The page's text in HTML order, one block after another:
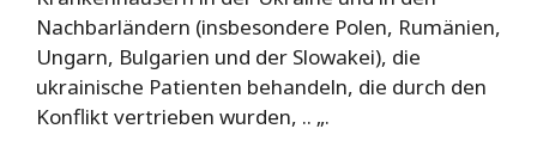
Nachbarländern (insbesondere Polen, Rumänien,
Ungarn, Bulgarien und der Slowakei), die
ukrainische Patienten behandeln, die durch den
Konflikt vertrieben wurden, .. „.